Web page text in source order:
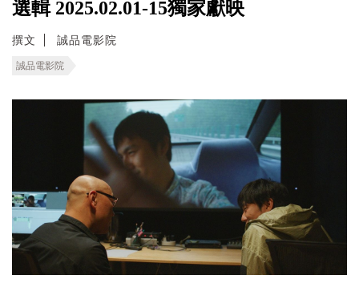
選輯 2025.02.01-15獨家獻映
撰文 誠品電影院
誠品電影院